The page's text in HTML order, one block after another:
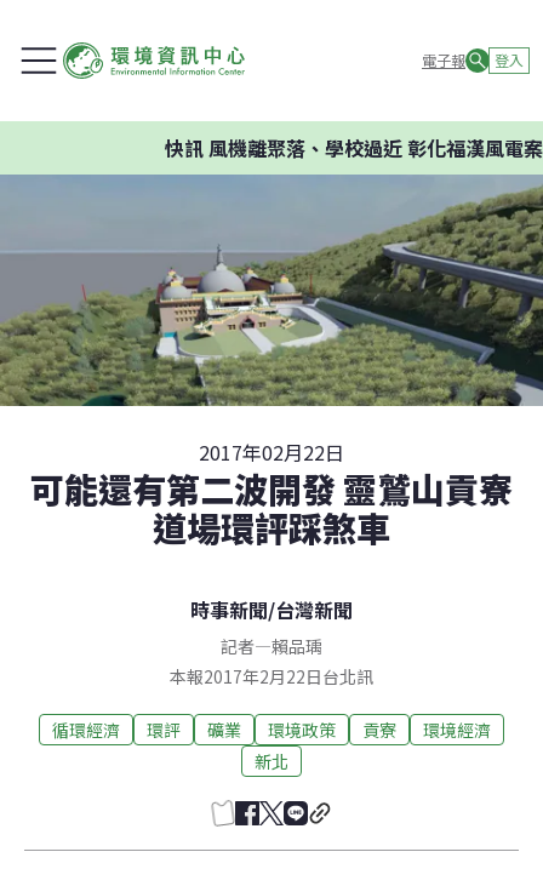
電子報 登入
快訊風機離聚落、學校過近 彰化福漢風電案環
2017年02月22日
可能還有第二波開發 靈鷲山貢寮
道場環評踩煞車
時事新聞/台灣新聞
記者—賴品瑀
本報2017年2月22日台北訊
循環經濟 環評 礦業 環境政策 貢寮
環境經濟
新北